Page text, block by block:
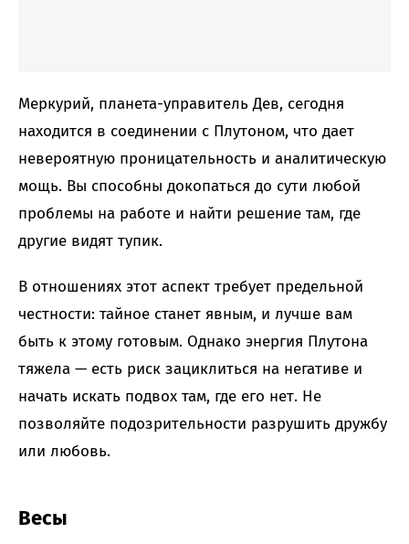
Меркурий, планета-управитель Дев, сегодня
находится в соединении с Плутоном, что дает
невероятную проницательность и аналитическую
мощь. Вы способны докопаться до сути любой
проблемы на работе и найти решение там, где
другие видят тупик.
В отношениях этот аспект требует предельной
честности: тайное станет явным, и лучше вам
быть к этому готовым. Однако энергия Плутона
тяжела — есть риск зациклиться на негативе и
начать искать подвох там, где его нет. Не
позволяйте подозрительности разрушить дружбу
или любовь.
Весы